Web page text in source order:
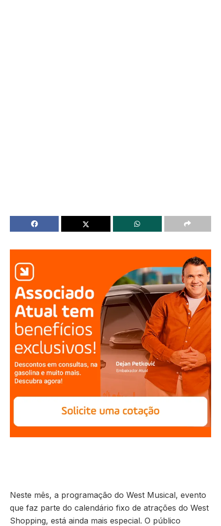
Neste mês, a programação do West Musical, evento
que faz parte do calendário fixo de atrações do West
Shopping, está ainda mais especial. O público